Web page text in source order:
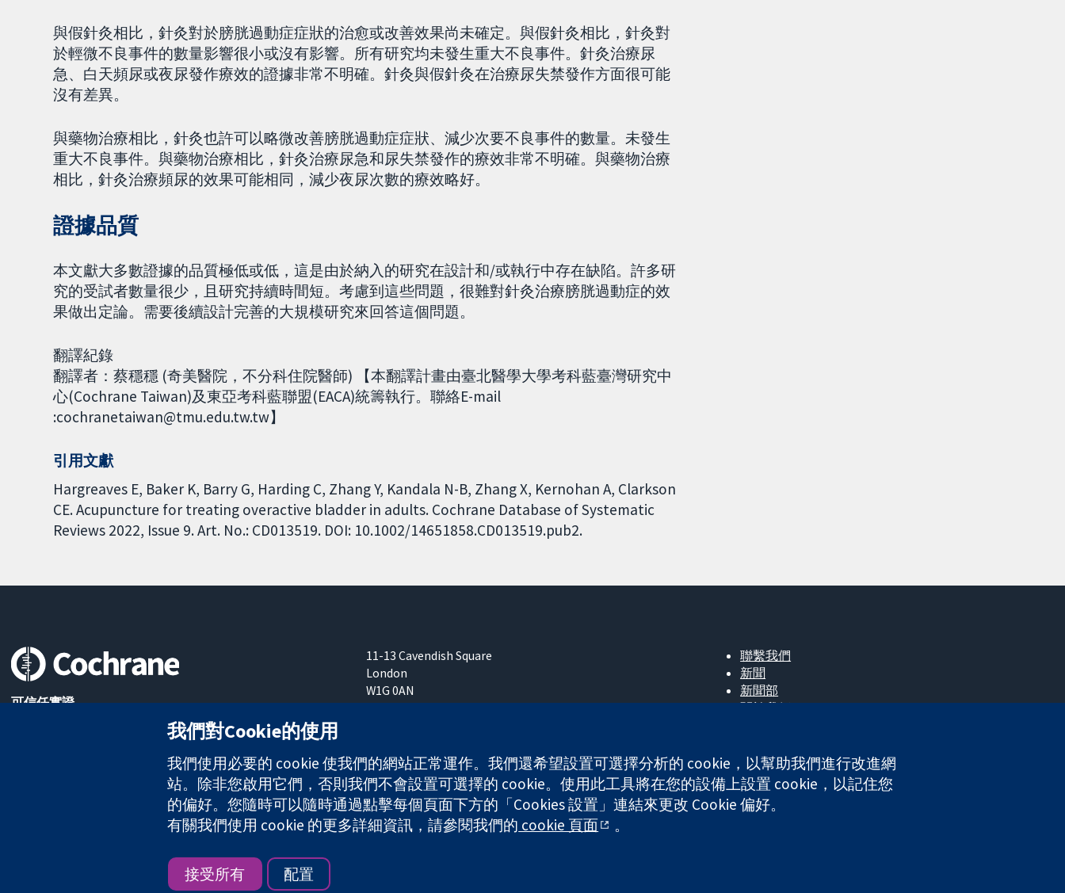
與假針灸相比，針灸對於膀胱過動症症狀的治愈或改善效果尚未確定。與假針灸相比，針灸對
於輕微不良事件的數量影響很小或沒有影響。所有研究均未發生重大不良事件。針灸治療尿
急、白天頻尿或夜尿發作療效的證據非常不明確。針灸與假針灸在治療尿失禁發作方面很可能
沒有差異。
與藥物治療相比，針灸也許可以略微改善膀胱過動症症狀、減少次要不良事件的數量。未發生
重大不良事件。與藥物治療相比，針灸治療尿急和尿失禁發作的療效非常不明確。與藥物治療
相比，針灸治療頻尿的效果可能相同，減少夜尿次數的療效略好。
證據品質
本文獻大多數證據的品質極低或低，這是由於納入的研究在設計和/或執行中存在缺陷。許多研
究的受試者數量很少，且研究持續時間短。考慮到這些問題，很難對針灸治療膀胱過動症的效
果做出定論。需要後續設計完善的大規模研究來回答這個問題。
翻譯紀錄
翻譯者：蔡穩穩 (奇美醫院，不分科住院醫師) 【本翻譯計畫由臺北醫學大學考科藍臺灣研究中
心(Cochrane Taiwan)及東亞考科藍聯盟(EACA)統籌執行。聯絡E-mail
:cochranetaiwan@tmu.edu.tw.tw】
引用文獻
Hargreaves E, Baker K, Barry G, Harding C, Zhang Y, Kandala N-B, Zhang X, Kernohan A, Clarkson
CE. Acupuncture for treating overactive bladder in adults. Cochrane Database of Systematic
Reviews 2022, Issue 9. Art. No.: CD013519. DOI: 10.1002/14651858.CD013519.pub2.
可信任實證
11-13 Cavendish Square
London
W1G 0AN
United Kingdom
聯繫我們
新聞
新聞部
關於我們
The Cochrane Collaboration is a charity (no. 1045921) and a company limited by guarantee (no. 03044323) registered in England & Wales. VAT registration number GB 718 2127 49.
版權所有 © 2026 The Cochrane Collaboration
我們對Cookie的使用
我們使用必要的 cookie 使我們的網站正常運作。我們還希望設置可選擇分析的 cookie，以幫助我們進行改進網
站。除非您啟用它們，否則我們不會設置可選擇的 cookie。使用此工具將在您的設備上設置 cookie，以記住您
的偏好。您隨時可以隨時通過點擊每個頁面下方的「Cookies 設置」連結來更改 Cookie 偏好。
有關我們使用 cookie 的更多詳細資訊，請參閱我們的 cookie 頁面 。
接受所有 配置